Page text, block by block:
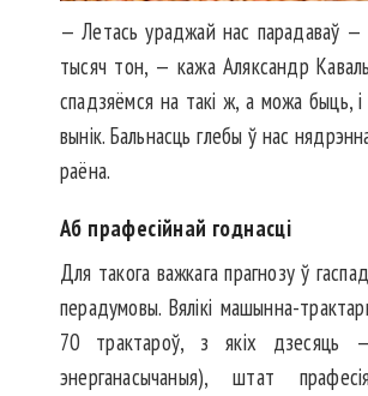
— Летась ураджай нас парадаваў —
тысяч тон, — кажа Аляксандр
спадзяёмся на такі ж, а можа быць,
вынік. Бальнасць глебы ў нас
раёна.
Аб прафесійнай годнасці
Для такога важкага прагнозу ў
перадумовы. Вялікі машынна-
70 трактароў, з якіх дзесяць
энерганасычаныя), штат